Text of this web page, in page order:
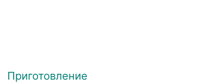
Приготовление